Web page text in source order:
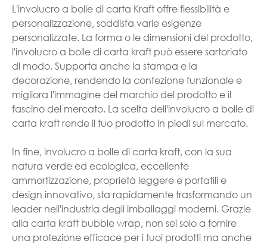
L'involucro a bolle di carta Kraft offre flessibilità e
personalizzazione, soddisfa varie esigenze
personalizzate. La forma o le dimensioni del prodotto,
l'involucro a bolle di carta kraft può essere sartoriato
di modo. Supporta anche la stampa e la
decorazione, rendendo la confezione funzionale e
migliora l'immagine del marchio del prodotto e il
fascino del mercato. La scelta dell'involucro a bolle di
carta kraft rende il tuo prodotto in piedi sul mercato.
In fine, involucro a bolle di carta kraft, con la sua
natura verde ed ecologica, eccellente
ammortizzazione, proprietà leggere e portatili e
design innovativo, sta rapidamente trasformando un
leader nell'industria degli imballaggi moderni. Grazie
alla carta kraft bubble wrap, non sei solo a fornire
una protezione efficace per i tuoi prodotti ma anche